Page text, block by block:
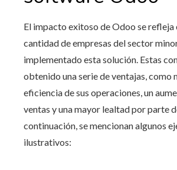
El impacto exitoso de Odoo se refleja
cantidad de empresas del sector
implementado esta solución. Estas
obtenido una serie de ventajas, como
eficiencia de sus operaciones, un
ventas y una mayor lealtad por parte
continuación, se mencionan algunos
ilustrativos: